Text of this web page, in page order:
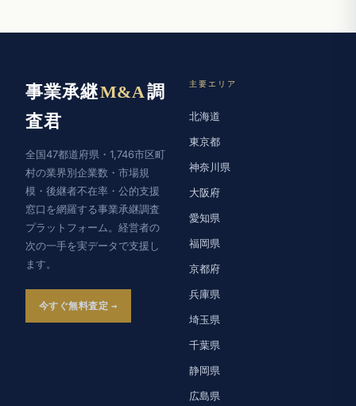
事業承継M&A調
査君
全国47都道府県・1,746市区町
村の業界別企業数・市場規
模・後継者不在率・公的支援
窓口を網羅する事業承継調査
プラットフォーム。経営者の
次の一手を実データで支援し
ます。
今すぐ無料査定
主要エリア
北海道
東京都
神奈川県
大阪府
愛知県
福岡県
京都府
兵庫県
埼玉県
千葉県
静岡県
広島県